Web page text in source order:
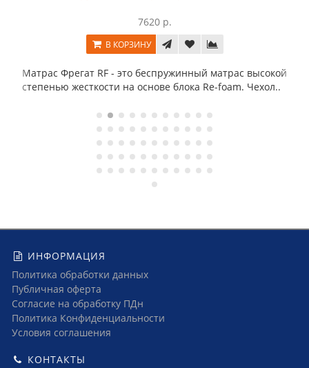
7620 р.
В КОРЗИНУ
Матрас Фрегат RF - это беспружинный матрас высокой
степенью жесткости на основе блока Re-foam. Чехол..
ИНФОРМАЦИЯ
Политика обработки данных
Публичная оферта
Согласие на обработку ПДн
Политика Конфиденциальности
Условия соглашения
КОНТАКТЫ